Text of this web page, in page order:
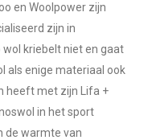
en Woolpower zijn
zijn in
kriebelt niet en gaat
als enige materiaal ook
heeft met zijn Lifa +
in het sport
de warmte van